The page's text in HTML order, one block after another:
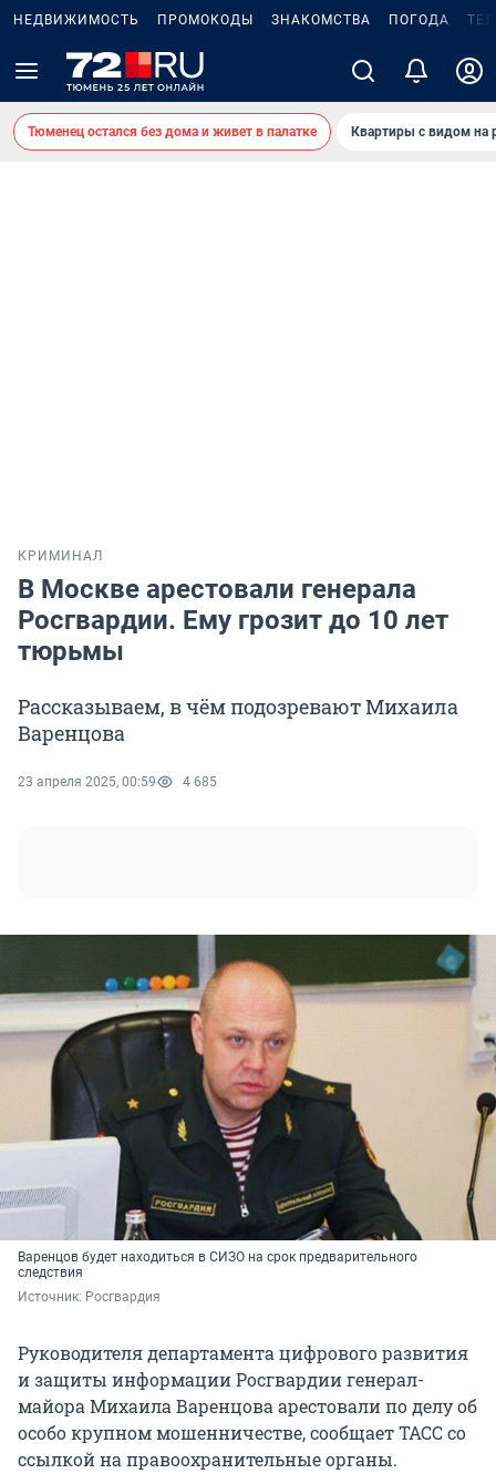
НЕДВИЖИМОСТЬ ПРОМОКОДЫ ЗНАКОМСТВА ПОГОДА
Тюменец остался без дома и живет в палатке Квартиры с видом на
КРИМИНАЛ
В Москве арестовали генерала
Росгвардии. Ему грозит до 10 лет
тюрьмы
Рассказываем, в чём подозревают Михаила
Варенцова
23 апреля 2025, 00:59 4 685
Варенцов будет находиться в СИЗО на срок предварительного
следствия
Источник: Росгвардия
Руководителя департамента цифрового развития
и защиты информации Росгвардии генерал-
майора Михаила Варенцова арестовали по делу об
особо крупном мошенничестве, сообщает ТАСС со
ссылкой на правоохранительные органы.